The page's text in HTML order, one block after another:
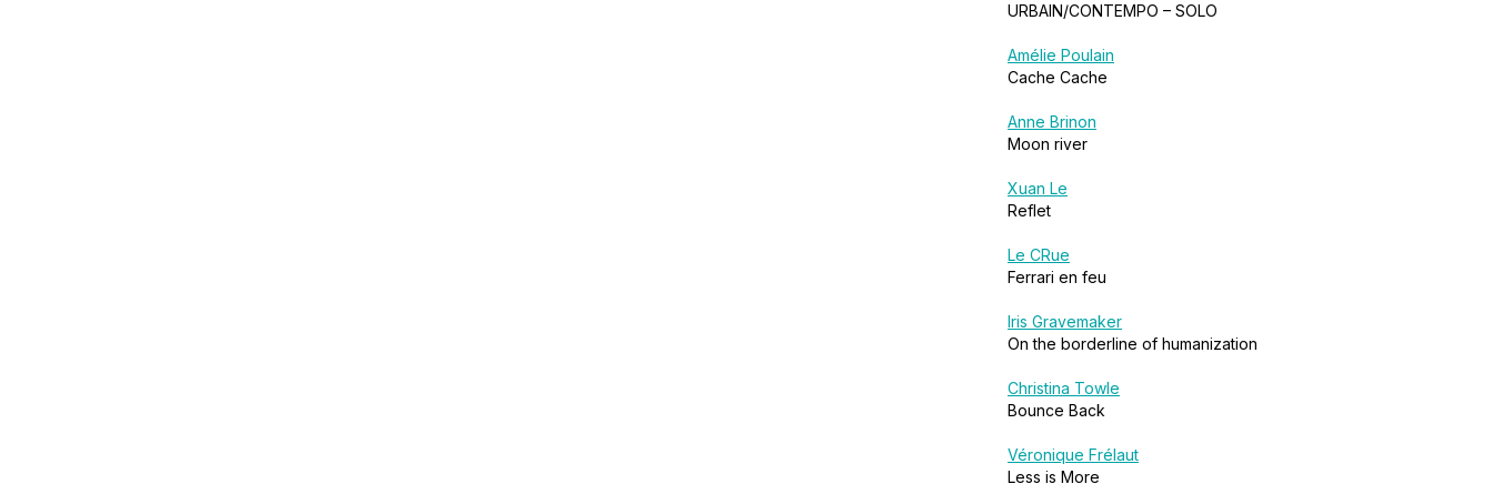
URBAIN/CONTEMPO – SOLO
Amélie Poulain
Cache Cache
Anne Brinon
Moon river
Xuan Le
Reflet
Le CRue
Ferrari en feu
Iris Gravemaker
On the borderline of humanization
Christina Towle
Bounce Back
Véronique Frélaut
Less is More